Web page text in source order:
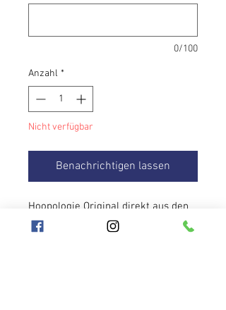
0/100
Anzahl *
Nicht verfügbar
Benachrichtigen lassen
Hoopologie Original direkt aus den
USA in Ihre Hände, das luxuriöseste